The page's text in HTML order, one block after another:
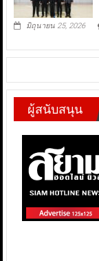
มิถุนายน 25, 2026
ผู้สนับสนุน